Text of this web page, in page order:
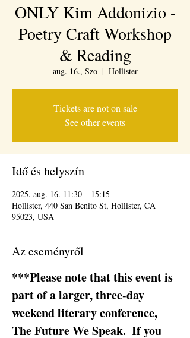
ONLY Kim Addonizio -
Poetry Craft Workshop
& Reading
aug. 16., Szo
  |
Hollister
Tickets are not on sale
See other events
Idő és helyszín
2025. aug. 16. 11:30 – 15:15
Hollister, 440 San Benito St, Hollister, CA
95023, USA
Az eseményről
***Please note that this event is
part of a larger, three-day
weekend literary conference,
The Future We Speak.  If you